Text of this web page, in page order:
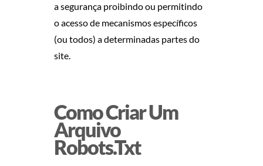
S
I
E
S
a segurança proibindo ou permitindo
o acesso de mecanismos específicos
(ou todos) a determinadas partes do
site.
Como Criar Um
Arquivo
Robots.txt